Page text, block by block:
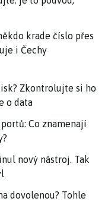
krade číslo přes
i Čechy
Zkontrolujte si ho
o data
Co znamenají
nový nástroj. Tak
dovolenou? Tohle